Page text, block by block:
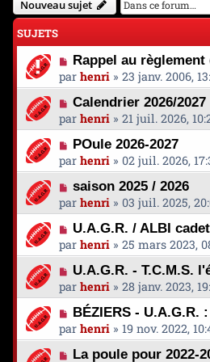
Nouveau sujet
SUJETS
Rappel au
par henri » 23 janv. 2006,
Calendrier 2026/2027
par henri » 21 juil. 2026,
POule 2026-2027
par henri » 02 juil. 2026,
saison 2025 / 2026
par henri » 03 juil. 2025,
U.A.G.R. / ALBI
par henri » 25 mars 2023,
U.A.G.R. - T.C.M.S.
par henri » 28 janv. 2023,
BÉZIERS -
par henri » 19 nov. 2022,
La poule pour 2022-